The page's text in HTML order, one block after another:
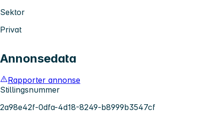
Sektor
Privat
Annonsedata
Rapporter annonse
Stillingsnummer
2a98e42f-0dfa-4d18-8249-b8999b3547cf